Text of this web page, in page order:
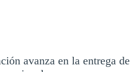
avanza en la entrega de